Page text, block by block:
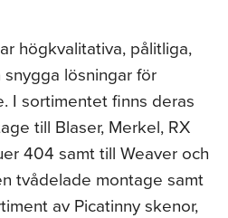
högkvalitativa, pålitliga,
lösningar för
I sortimentet finns deras
till Blaser, Merkel, RX
404 samt till Weaver och
tvådelade montage samt
av Picatinny skenor,